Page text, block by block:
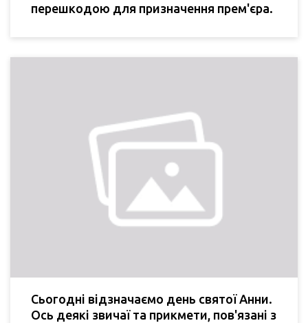
перешкодою для призначення прем'єра.
Сьогодні відзначаємо день святої Анни.
Ось деякі звичаї та прикмети, пов'язані з